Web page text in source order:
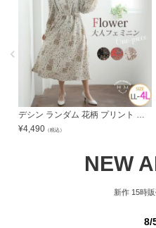
デシン ランダム 花柄 プリント タックスリーブ ワンピース | 大きいサイズの通販ならハッピーマリリン
¥4,490 （税込）
NEW
新作 15時
8/